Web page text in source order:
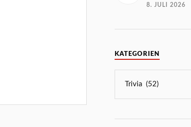
8. JULI 2026
KATEGORIEN